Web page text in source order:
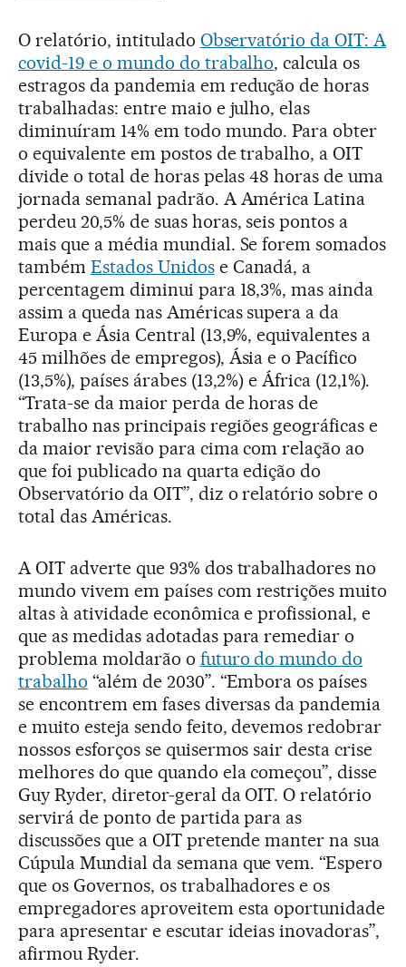
O relatório, intitulado Observatório da OIT: A
covid-19 e o mundo do trabalho, calcula os
estragos da pandemia em redução de horas
trabalhadas: entre maio e julho, elas
diminuíram 14% em todo mundo. Para obter
o equivalente em postos de trabalho, a OIT
divide o total de horas pelas 48 horas de uma
jornada semanal padrão. A América Latina
perdeu 20,5% de suas horas, seis pontos a
mais que a média mundial. Se forem somados
também Estados Unidose Canadá, a
percentagem diminui para 18,3%, mas ainda
assim a queda nas Américas supera a da
Europa e Ásia Central (13,9%, equivalentes a
45 milhões de empregos), Ásia e o Pacífico
(13,5%), países árabes (13,2%) e África (12,1%).
“Trata-se da maior perda de horas de
trabalho nas principais regiões geográficas e
da maior revisão para cima com relação ao
que foi publicado na quarta edição do
Observatório da OIT”, diz o relatório sobre o
total das Américas.
A OIT adverte que 93% dos trabalhadores no
mundo vivem em países com restrições muito
altas à atividade econômica e profissional, e
que as medidas adotadas para remediar o
problema moldarão o futuro do mundo do
trabalho “além de 2030”. “Embora os países
se encontrem em fases diversas da pandemia
e muito esteja sendo feito, devemos redobrar
nossos esforços se quisermos sair desta crise
melhores do que quando ela começou”, disse
Guy Ryder, diretor-geral da OIT. O relatório
servirá de ponto de partida para as
discussões que a OIT pretende manter na sua
Cúpula Mundial da semana que vem. “Espero
que os Governos, os trabalhadores e os
empregadores aproveitem esta oportunidade
para apresentar e escutar ideias inovadoras”,
afirmou Ryder.